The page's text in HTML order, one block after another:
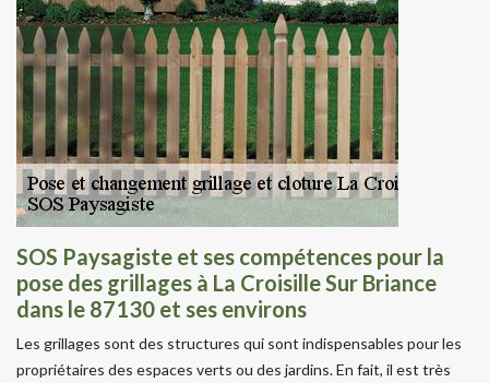
SOS Paysagiste et ses compétences pour la
pose des grillages à La Croisille Sur Briance
dans le 87130 et ses environs
Les grillages sont des structures qui sont indispensables pour les
propriétaires des espaces verts ou des jardins. En fait, il est très